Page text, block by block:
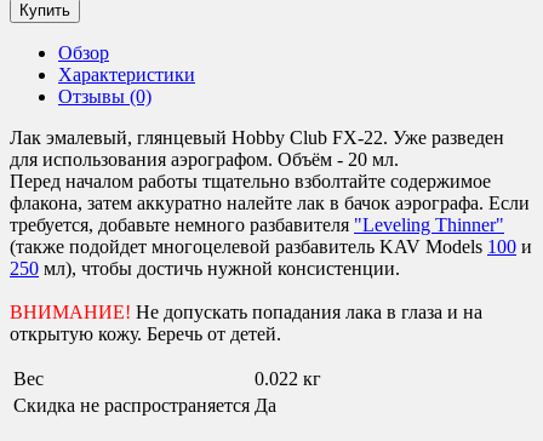
Обзор
Характеристики
Отзывы (0)
Лак эмалевый, глянцевый Hobby Club FX-22. Уже разведен
для использования аэрографом. Объём - 20 мл.
Перед началом работы тщательно взболтайте содержимое
флакона, затем аккуратно налейте лак в бачок аэрографа. Если
требуется, добавьте немного разбавителя "Leveling Thinner"
(также подойдет многоцелевой разбавитель KAV Models 100 и
250 мл), чтобы достичь нужной консистенции.
ВНИМАНИЕ! Не допускать попадания лака в глаза и на
открытую кожу. Беречь от детей.
Вес
0.022 кг
Скидка не распространяется Да